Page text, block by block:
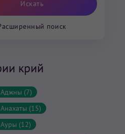
поиск
крий
(7)
(15)
(12)